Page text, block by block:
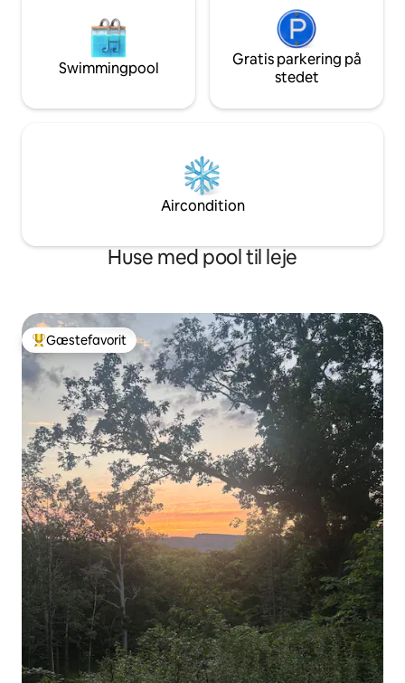
Swimmingpool
Gratis parkering på
stedet
Aircondition
Huse med pool til leje
Bedste gæstefavorit
Gæstefavorit